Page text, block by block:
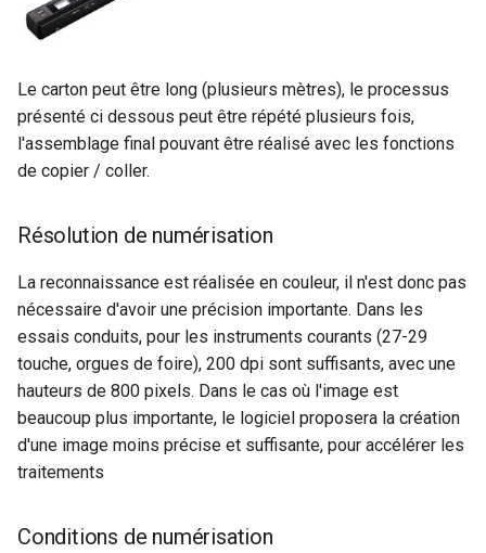
Le carton peut être long (plusieurs mètres), le processus
présenté ci dessous peut être répété plusieurs fois,
l'assemblage final pouvant être réalisé avec les fonctions
de copier / coller.
Résolution de numérisation
La reconnaissance est réalisée en couleur, il n'est donc pas
nécessaire d'avoir une précision importante. Dans les
essais conduits, pour les instruments courants (27-29
touche, orgues de foire), 200 dpi sont suffisants, avec une
hauteurs de 800 pixels. Dans le cas où l'image est
beaucoup plus importante, le logiciel proposera la création
d'une image moins précise et suffisante, pour accélérer les
traitements
Conditions de numérisation